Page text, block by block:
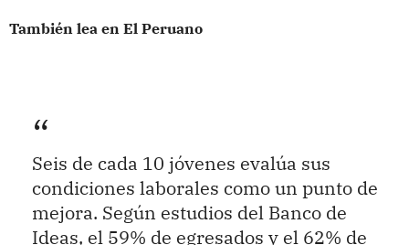
También lea en El Peruano
Seis de cada 10 jóvenes evalúa sus
condiciones laborales como un punto de
mejora. Según estudios del Banco de
Ideas, el 59% de egresados y el 62% de